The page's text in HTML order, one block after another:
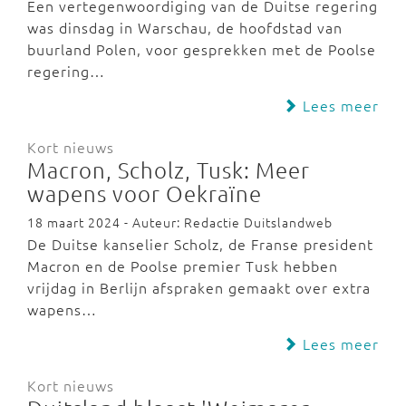
Een vertegenwoordiging van de Duitse regering
was dinsdag in Warschau, de hoofdstad van
buurland Polen, voor gesprekken met de Poolse
regering…
Lees meer
Kort nieuws
Macron, Scholz, Tusk: Meer
wapens voor Oekraïne
18 maart 2024 - Auteur: Redactie Duitslandweb
De Duitse kanselier Scholz, de Franse president
Macron en de Poolse premier Tusk hebben
vrijdag in Berlijn afspraken gemaakt over extra
wapens…
Lees meer
Kort nieuws